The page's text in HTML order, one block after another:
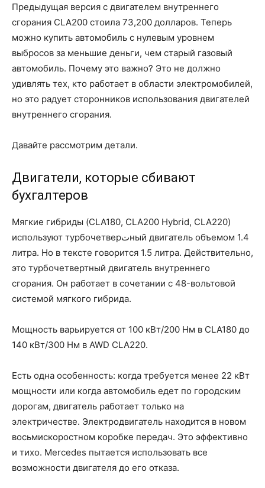
Предыдущая версия с двигателем внутреннего
сгорания CLA200 стоила 73,200 долларов. Теперь
можно купить автомобиль с нулевым уровнем
выбросов за меньшие деньги, чем старый газовый
автомобиль. Почему это важно? Это не должно
удивлять тех, кто работает в области электромобилей,
но это радует сторонников использования двигателей
внутреннего сгорания.
Давайте рассмотрим детали.
Двигатели, которые сбивают
бухгалтеров
Мягкие гибриды (CLA180, CLA200 Hybrid, CLA220)
используют турбочетверتный двигатель объемом 1.4
литра. Но в тексте говорится 1.5 литра. Действительно,
это турбочетвертный двигатель внутреннего
сгорания. Он работает в сочетании с 48-вольтовой
системой мягкого гибрида.
Мощность варьируется от 100 кВт/200 Нм в CLA180 до
140 кВт/300 Нм в AWD CLA220.
Есть одна особенность: когда требуется менее 22 кВт
мощности или когда автомобиль едет по городским
дорогам, двигатель работает только на
электричестве. Электродвигатель находится в новом
восьмискоростном коробке передач. Это эффективно
и тихо. Mercedes пытается использовать все
возможности двигателя до его отказа.